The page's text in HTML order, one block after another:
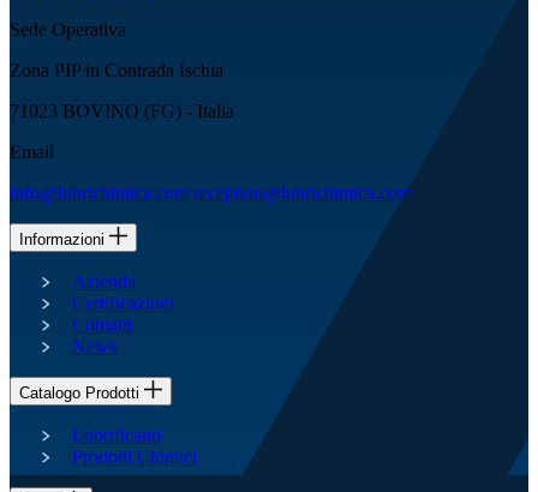
Sede Operativa
Zona PIP in Contrada Ischia
71023 BOVINO (FG) - Italia
Email
info@lubrichimica.com reception@lubrichimica.com
Informazioni
Azienda
Certificazioni
Contatti
News
Catalogo Prodotti
Lubrificanti
Prodotti Chimici